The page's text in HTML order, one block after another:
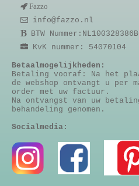
Fazzo
info@fazzo.nl
BTW
KvK nummer: 54070104
Betaalmogelijkheden:
Betaling vooraf: Na het
de webshop ontvangt u per
order met uw factuur.
Na ontvangst van uw
behandeling genomen.
Socialmedia: